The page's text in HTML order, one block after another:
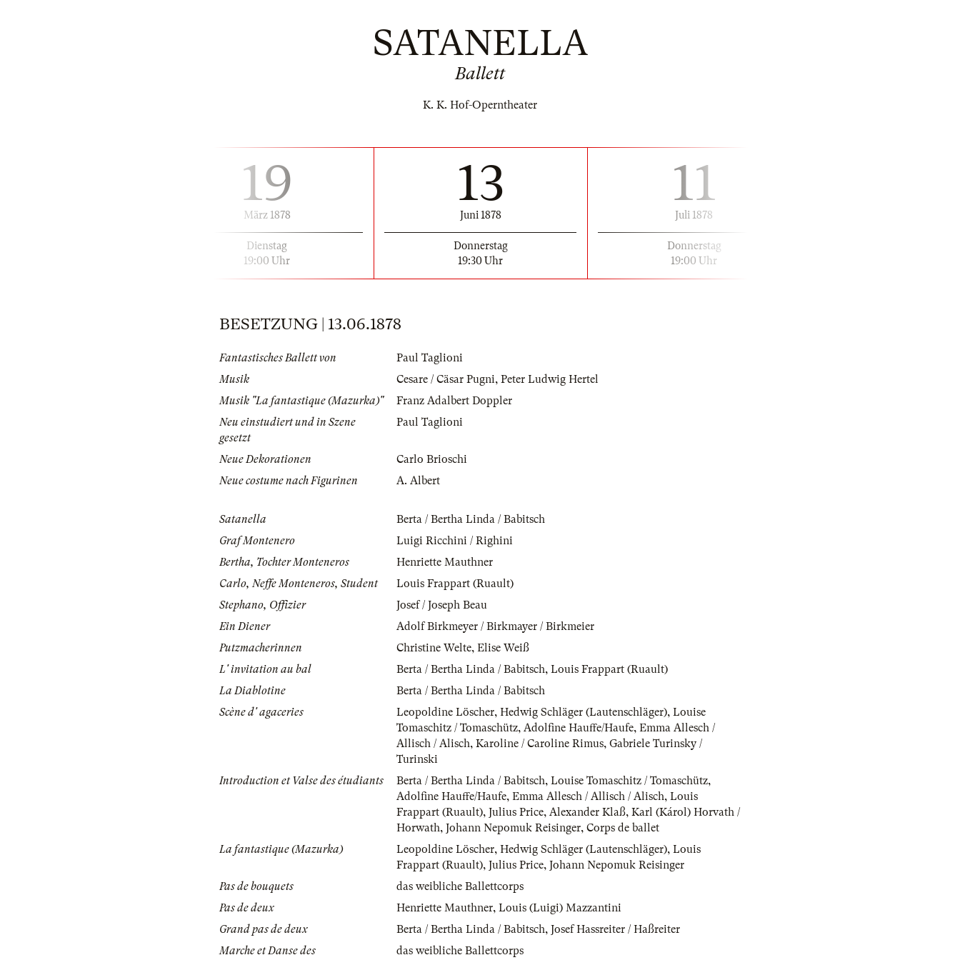
SATANELLA
Ballett
K. K. Hof-Operntheater
19
März 1878
Dienstag
19:00 Uhr
13
Juni 1878
Donnerstag
19:30 Uhr
11
Juli 1878
Donnerstag
19:00 Uhr
BESETZUNG | 13.06.1878
Fantastisches Ballett von
Paul Taglioni
Musik
Cesare / Cäsar Pugni, Peter Ludwig Hertel
Musik "La fantastique (Mazurka)"
Franz Adalbert Doppler
Neu einstudiert und in Szene
gesetzt
Paul Taglioni
Neue Dekorationen
Carlo Brioschi
Neue costume nach Figurinen
A. Albert
Satanella
Berta / Bertha Linda / Babitsch
Graf Montenero
Luigi Ricchini / Righini
Bertha, Tochter Monteneros
Henriette Mauthner
Carlo, Neffe Monteneros, Student
Louis Frappart (Ruault)
Stephano, Offizier
Josef / Joseph Beau
Ein Diener
Adolf Birkmeyer / Birkmayer / Birkmeier
Putzmacherinnen
Christine Welte, Elise Weiß
L' invitation au bal
Berta / Bertha Linda / Babitsch, Louis Frappart (Ruault)
La Diablotine
Berta / Bertha Linda / Babitsch
Scène d' agaceries
Leopoldine Löscher, Hedwig Schläger (Lautenschläger), Louise
Tomaschitz / Tomaschütz, Adolfine Hauffe/Haufe, Emma Allesch /
Allisch / Alisch, Karoline / Caroline Rimus, Gabriele Turinsky /
Turinski
Introduction et Valse des étudiants
Berta / Bertha Linda / Babitsch, Louise Tomaschitz / Tomaschütz,
Adolfine Hauffe/Haufe, Emma Allesch / Allisch / Alisch, Louis
Frappart (Ruault), Julius Price, Alexander Klaß, Karl (Károl) Horvath /
Horwath, Johann Nepomuk Reisinger, Corps de ballet
La fantastique (Mazurka)
Leopoldine Löscher, Hedwig Schläger (Lautenschläger), Louis
Frappart (Ruault), Julius Price, Johann Nepomuk Reisinger
Pas de bouquets
das weibliche Ballettcorps
Pas de deux
Henriette Mauthner, Louis (Luigi) Mazzantini
Grand pas de deux
Berta / Bertha Linda / Babitsch, Josef Hassreiter / Haßreiter
Marche et Danse des
das weibliche Ballettcorps